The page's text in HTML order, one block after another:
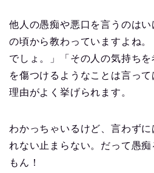
他人の愚痴や悪口を言うのは
の頃から教わっていますよね
でしょ。」「その人の気持ち
を傷つけるようなことは言っ
理由がよく挙げられます。
わかっちゃいるけど、言わず
れない止まらない。だって愚
もん！